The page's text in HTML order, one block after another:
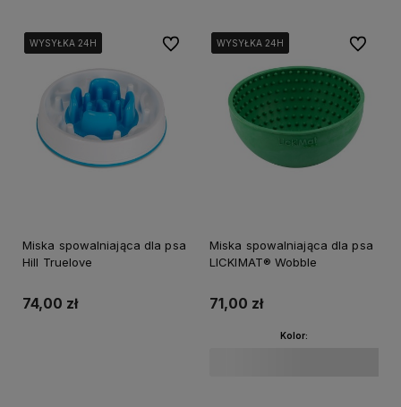
WYSYŁKA 24H
WYSYŁKA 24H
WYSYŁKA 24H
WYSYŁKA 24H
Miska spowalniająca dla psa
Hill Truelove
74,00 zł
Do ulubionychWYSYŁKA 24H
WYSYŁKA 24H
WYSYŁKA 24H
WYSYŁKA 24H
Miska spowalniająca dla psa
LICKIMAT® Wobble
71,00 zł
Kolor:
Do